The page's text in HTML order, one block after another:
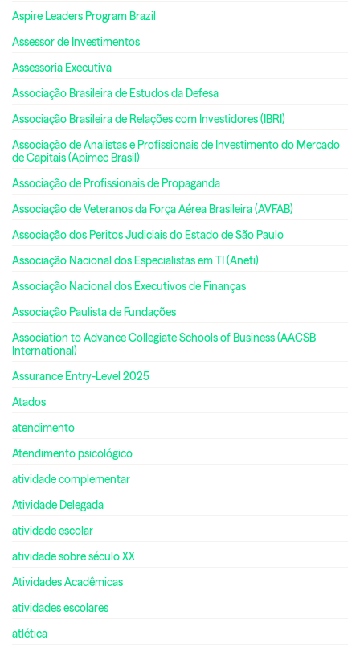
Aspire Leaders Program Brazil
Assessor de Investimentos
Assessoria Executiva
Associação Brasileira de Estudos da Defesa
Associação Brasileira de Relações com Investidores (IBRI)
Associação de Analistas e Profissionais de Investimento do Mercado
de Capitais (Apimec Brasil)
Associação de Profissionais de Propaganda
Associação de Veteranos da Força Aérea Brasileira (AVFAB)
Associação dos Peritos Judiciais do Estado de São Paulo
Associação Nacional dos Especialistas em TI (Aneti)
Associação Nacional dos Executivos de Finanças
Associação Paulista de Fundações
Association to Advance Collegiate Schools of Business (AACSB
International)
Assurance Entry-Level 2025
Atados
atendimento
Atendimento psicológico
atividade complementar
Atividade Delegada
atividade escolar
atividade sobre século XX
Atividades Acadêmicas
atividades escolares
atlética